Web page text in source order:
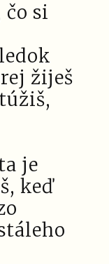
si
žiješ
je
keď